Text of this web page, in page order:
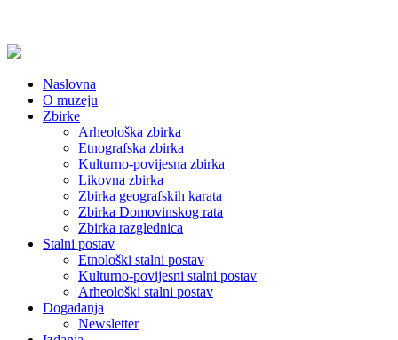
Naslovna
O muzeju
Zbirke
Arheološka zbirka
Etnografska zbirka
Kulturno-povijesna zbirka
Likovna zbirka
Zbirka geografskih karata
Zbirka Domovinskog rata
Zbirka razglednica
Stalni postav
Etnološki stalni postav
Kulturno-povijesni stalni postav
Arheološki stalni postav
Događanja
Newsletter